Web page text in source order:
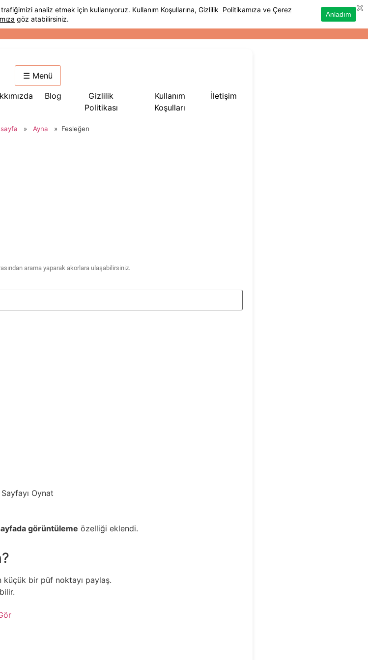
☰ Menü
Blog
Gizlilik
Politikası
Kullanım
Koşulları
İletişim
» Ayna » Fesleğen
arama yaparak akorlara ulaşabilirsiniz.
Sayfayı Oynat
görüntüleme özelliği eklendi.
küçük bir püf noktayı paylaş.